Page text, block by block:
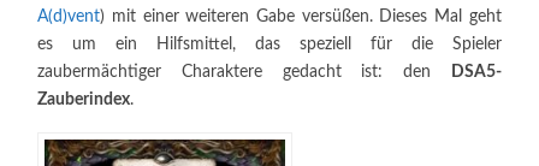
A(d)vent) mit einer weiteren Gabe versüßen. Dieses Mal geht
es um ein Hilfsmittel, das speziell für die Spieler
zaubermächtiger Charaktere gedacht ist: den
DSA5-
Zauberindex.